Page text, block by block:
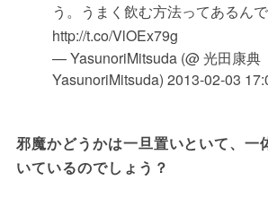
う。うまく飲む方法ってあるん
http://t.co/VlOEx79g
— YasunoriMitsuda (@ 光田康典
YasunoriMitsuda) 2013-02-03
邪魔かどうかは一旦置いといて、一
いているのでしょう？